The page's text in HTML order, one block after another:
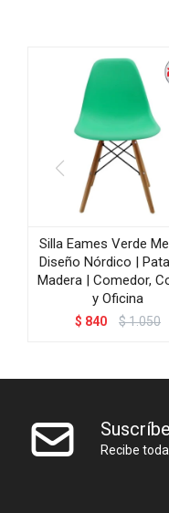
Silla Eames Verde
Diseño Nórdico |
Madera | Comedor,
y Oficina
$ 840 $1.050
Recibe